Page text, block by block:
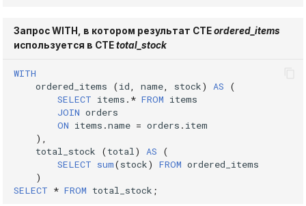
Запрос WITH, в котором результат CTEordered_items
используется в CTEtotal_stock
WITH
ordered_items
(id name stock) AS
(
SELECT items . * FROM items
JOIN orders
ON items .name = orders . item
),
total_stock
(total ) AS
(
SELECT sum(stock) FROM ordered_items
)
SELECT * FROM total_stock ;